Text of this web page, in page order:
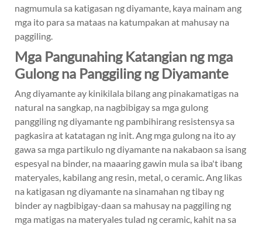
nagmumula sa katigasan ng diyamante, kaya mainam ang
mga ito para sa mataas na katumpakan at mahusay na
paggiling.
Mga Pangunahing Katangian ng mga
Gulong na Panggiling ng Diyamante
Ang diyamante ay kinikilala bilang ang pinakamatigas na
natural na sangkap, na nagbibigay sa mga gulong
panggiling ng diyamante ng pambihirang resistensya sa
pagkasira at katatagan ng init. Ang mga gulong na ito ay
gawa sa mga partikulo ng diyamante na nakabaon sa isang
espesyal na binder, na maaaring gawin mula sa iba't ibang
materyales, kabilang ang resin, metal, o ceramic. Ang likas
na katigasan ng diyamante na sinamahan ng tibay ng
binder ay nagbibigay-daan sa mahusay na paggiling ng
mga matigas na materyales tulad ng ceramic, kahit na sa